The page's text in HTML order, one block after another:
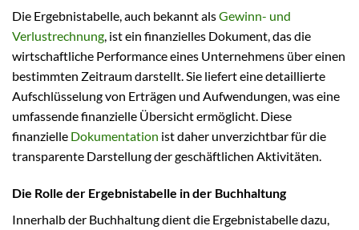
Die Ergebnistabelle, auch bekannt alsGewinn- und
Verlustrechnung, ist ein finanzielles Dokument, das die
wirtschaftliche Performance eines Unternehmens über einen
bestimmten Zeitraum darstellt. Sie liefert eine detaillierte
Aufschlüsselung von Erträgen und Aufwendungen, was eine
umfassende finanzielle Übersicht ermöglicht. Diese
finanzielle Dokumentation ist daher unverzichtbar für die
transparente Darstellung der geschäftlichen Aktivitäten.
Die Rolle der Ergebnistabelle in der Buchhaltung
Innerhalb der Buchhaltung dient die Ergebnistabelle dazu,